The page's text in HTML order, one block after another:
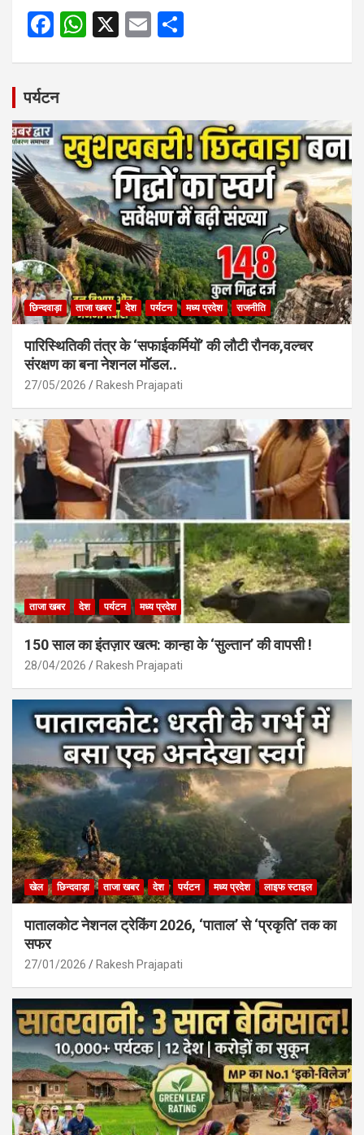
F
b
o
o
k
W
A
p
p
X
E
पर्यटन
छिन्दवाड़ा ताजा खबर देश पर्यटन मध्य प्रदेश राजनीति
पारिस्थितिकी तंत्र के ‘सफाईकर्मियों’ की लौटी रौनक,वल्चर
संरक्षण का बना नेशनल मॉडल..
27/05/2026 Rakesh Prajapati
ताजा खबर देश पर्यटन मध्य प्रदेश
150 साल का इंतज़ार खत्म: कान्हा के ‘सुल्तान’ की वापसी !
28/04/2026 Rakesh Prajapati
खेल छिन्दवाड़ा ताजा खबर देश पर्यटन मध्य प्रदेश लाइफ स्टाइल
पातालकोट नेशनल ट्रेकिंग 2026, ‘पाताल’ से ‘प्रकृति’ तक का
सफर
27/01/2026 Rakesh Prajapati